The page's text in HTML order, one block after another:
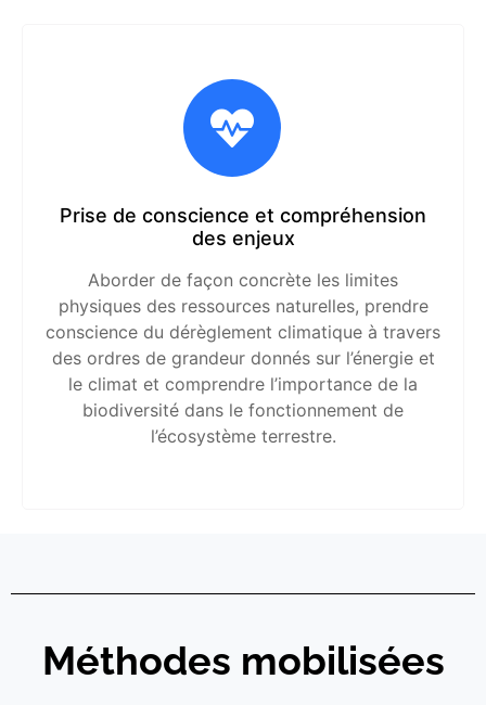
Prise de conscience et compréhension
des enjeux
Aborder de façon concrète les limites
physiques des ressources naturelles, prendre
conscience du dérèglement climatique à travers
des ordres de grandeur donnés sur l’énergie et
le climat et comprendre l’importance de la
biodiversité dans le fonctionnement de
l’écosystème terrestre.
Méthodes mobilisées